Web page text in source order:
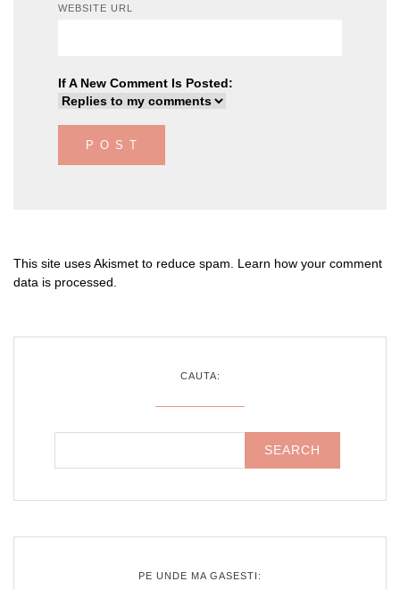
WEBSITE URL
If A New Comment Is Posted:
This site uses Akismet to reduce spam. Learn how your comment
data is processed
CAUTA:
PE UNDE MA GASESTI: